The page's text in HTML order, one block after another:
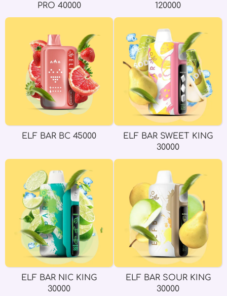
PRO 40000
120000
ELF BAR BC 45000
ELF BAR SWEET KING
30000
ELF BAR NIC KING
30000
ELF BAR SOUR KING
30000